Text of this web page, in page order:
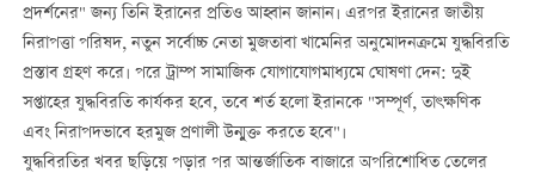
প্রদর্শনের" জন্য তিনি ইরানের প্রতিও আহ্বান জানান। এরপর ইরানের জাতীয়
নিরাপত্তা পরিষদ, নতুন সর্বোচ্চ নেতা মুজতাবা খামেনির অনুমোদনক্রমে যুদ্ধবিরতি
প্রস্তাব গ্রহণ করে। পরে ট্রাম্প সামাজিক যোগাযোগমাধ্যমে ঘোষণা দেন: দুই
সপ্তাহের যুদ্ধবিরতি কার্যকর হবে, তবে শর্ত হলো ইরানকে "সম্পূর্ণ, তাৎক্ষণিক
এবং নিরাপদভাবে হরমুজ প্রণালী উন্মুক্ত করতে হবে"।
যুদ্ধবিরতির খবর ছড়িয়ে পড়ার পর আন্তর্জাতিক বাজারে অপরিশোধিত তেলের